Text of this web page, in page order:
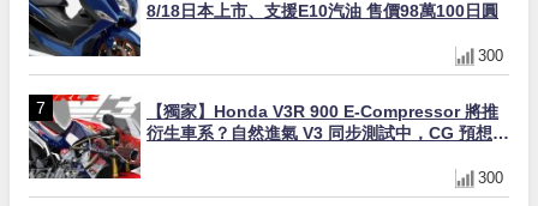
8/18日本上市、支援E10汽油 售價98萬100日圓
300
【獨家】Honda V3R 900 E-Compressor 將推
衍生車系？自然進氣 V3 同步測試中，CG 預想曝
300